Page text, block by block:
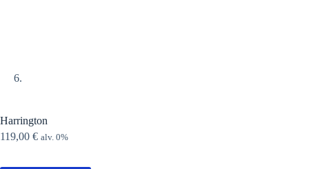
Harrington
119,00 € alv. 0%